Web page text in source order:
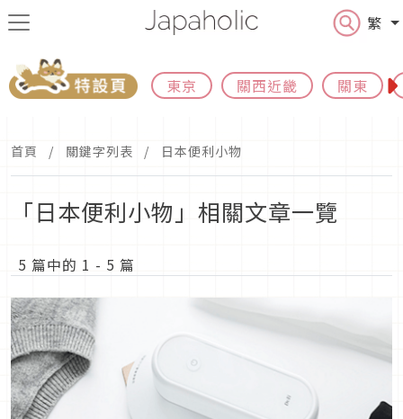
繁
東京 關西近畿 關東
首頁 關鍵字列表 日本便利小物
「日本便利小物」相關文章一覽
5 篇中的 1 - 5 篇